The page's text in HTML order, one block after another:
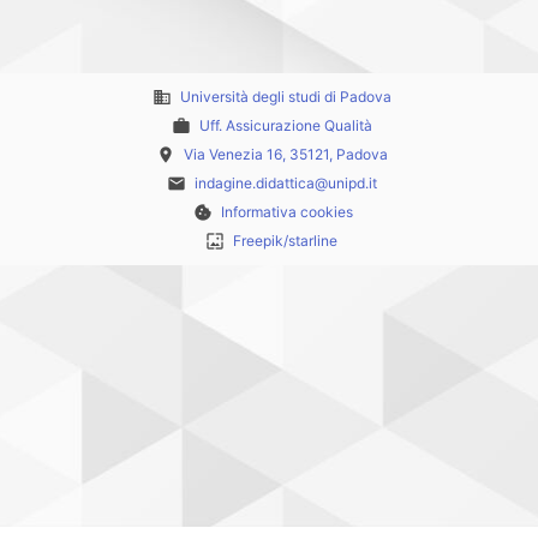
business Università degli studi di Padova
work Uff. Assicurazione Qualità
place Via Venezia 16, 35121, Padova
email indagine.didattica@unipd.it
cookie Informativa cookies
wallpaper Freepik/starline